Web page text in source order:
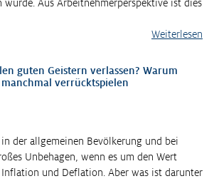
wurde. Aus Arbeitnehmerperspektive ist dies
Weiterlesen
guten Geistern verlassen? Warum
manchmal verrücktspielen
der allgemeinen Bevölkerung und bei
Unbehagen, wenn es um den Wert
Inflation und Deflation. Aber was ist darunter